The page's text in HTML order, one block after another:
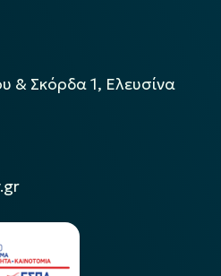
& Σκόρδα 1, Ελευσίνα